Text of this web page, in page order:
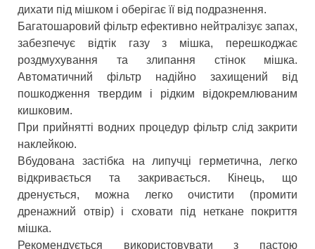
дихати під мішком і оберігає її від подразнення.
Багатошаровий фільтр ефективно нейтралізує запах,
забезпечує відтік газу з мішка, перешкоджає
роздмухування та злипання стінок мішка.
Автоматичний фільтр надійно захищений від
пошкодження твердим і рідким відокремлюваним
кишковим.
При прийнятті водних процедур фільтр слід закрити
наклейкою.
Вбудована застібка на липучці герметична, легко
відкривається та закривається. Кінець, що
дренується, можна легко очистити (промити
дренажний отвір) і сховати під неткане покриття
мішка.
Рекомендується використовувати з пастою